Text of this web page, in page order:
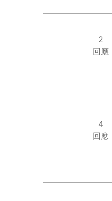
2
回應
4
回應